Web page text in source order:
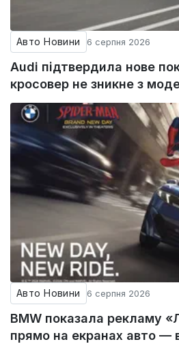
Авто Новини 6 серпня 2026
Audi підтвердила нове
кросовер не зникне з
Авто Новини 6 серпня 2026
BMW показала рекламу
прямо на екранах авто —